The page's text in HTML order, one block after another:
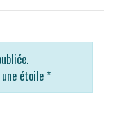
étoile *